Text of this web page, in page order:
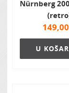
Nürnberg
149,00
U